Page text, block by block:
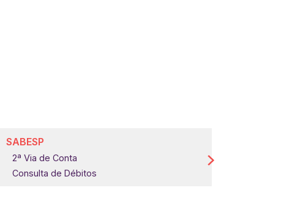
SABESP
2ª Via de Conta
Consulta de Débitos